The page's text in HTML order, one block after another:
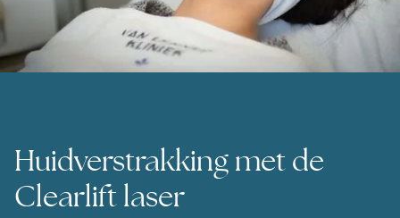
Huidverstrakking met de
Clearlift laser